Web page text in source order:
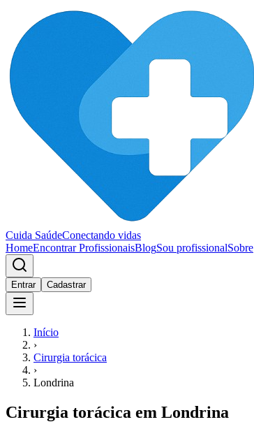
Cuida SaúdeConectando vidas
HomeEncontrar ProfissionaisBlogSou profissionalSobre
Entrar Cadastrar
Início
›
Cirurgia torácica
›
Londrina
Cirurgia torácica em Londrina